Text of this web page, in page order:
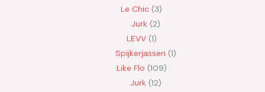
Le Chic 3
Jurk 2
LEVV 1
Spijkerjassen 1
Like Flo 109
Jurk 12